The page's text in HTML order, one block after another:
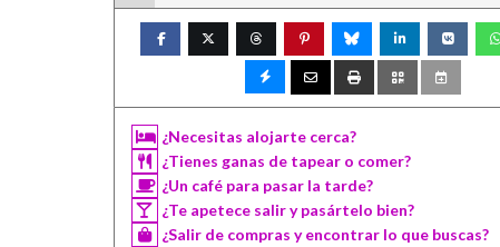
¿Necesitas alojarte cerca?
¿Tienes ganas de tapear o comer?
¿Un café para pasar la tarde?
¿Te apetece salir y pasártelo bien?
¿Salir de compras y encontrar lo que buscas?